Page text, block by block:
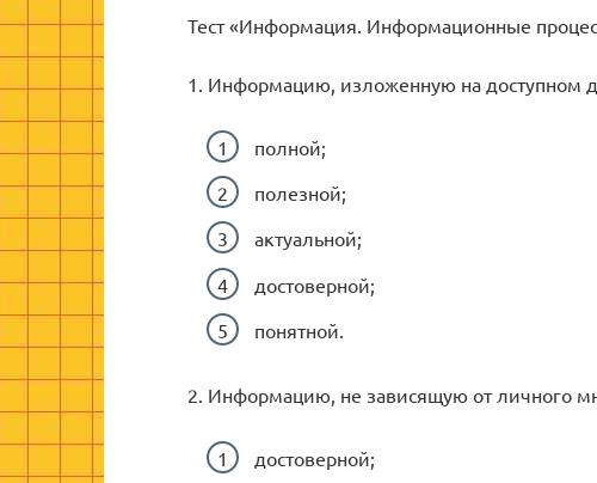
Тест «Информация. Информационные
1. Информацию, изложенную на доступном
полной;
полезной;
актуальной;
достоверной;
понятной.
2. Информацию, не зависящую от личного
достоверной;